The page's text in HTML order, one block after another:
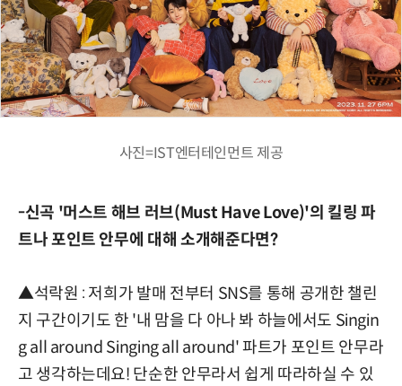
사진=IST엔터테인먼트 제공
-신곡 '머스트 해브 러브(Must Have Love)'의 킬링 파
트나 포인트 안무에 대해 소개해준다면?
▲석락원 : 저희가 발매 전부터 SNS를 통해 공개한 챌린
지 구간이기도 한 '내 맘을 다 아나 봐 하늘에서도 Singin
g all around Singing all around' 파트가 포인트 안무라
고 생각하는데요! 단순한 안무라서 쉽게 따라하실 수 있